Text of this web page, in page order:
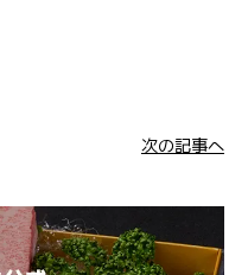
次の記事へ